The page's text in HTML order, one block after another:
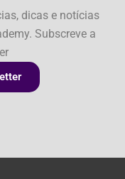
dicas e notícias
Subscreve a